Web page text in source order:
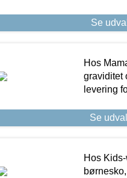
Se
Hos
graviditet
levering
Se
Hos